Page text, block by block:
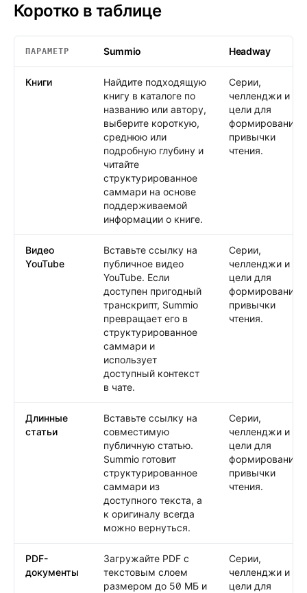
Коротко в таблице
ПАРАМЕТР Summio Headway
Книги
Найдите подходящую
книгу в каталоге по
названию или автору,
выберите короткую,
среднюю или
подробную глубину и
читайте
структурированное
саммари на основе
поддерживаемой
информации о книге.
Серии,
челленджи и
цели для
формирования
привычки
чтения.
Видео
YouTube
Вставьте ссылку на
публичное видео
YouTube. Если
доступен пригодный
транскрипт, Summio
превращает его в
структурированное
саммари и
использует
доступный контекст
в чате.
Серии,
челленджи и
цели для
формирования
привычки
чтения.
Длинные
статьи
Вставьте ссылку на
совместимую
публичную статью.
Summio готовит
структурированное
саммари из
доступного текста, а
к оригиналу всегда
можно вернуться.
Серии,
челленджи и
цели для
формирования
привычки
чтения.
PDF-
документы
Загружайте PDF с
текстовым слоем
размером до 50 МБ и
Серии,
челленджи и
цели для